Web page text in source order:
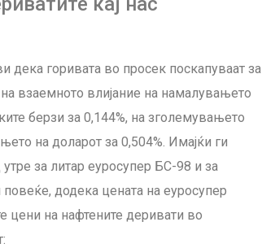
дека горивата во просек поскапуваат за
взаемното влијание на намалувањето
берзи за 0,144%, на зголемувањето
на доларот за 0,504%. Имајќи ги
за литар еуросупер БС-98 и за
додека цената на еуросупер
цени на нафтените деривати во